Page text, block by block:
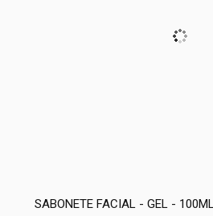
SABONETE FACIAL - GEL -